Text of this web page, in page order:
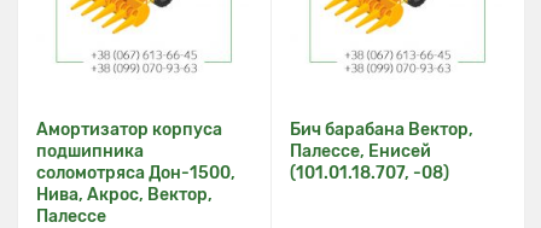
Амортизатор корпуса
подшипника
соломотряса Дон-1500,
Нива, Акрос, Вектор,
Палессе
Бич барабана Вектор,
Палессе, Енисей
(101.01.18.707, -08)